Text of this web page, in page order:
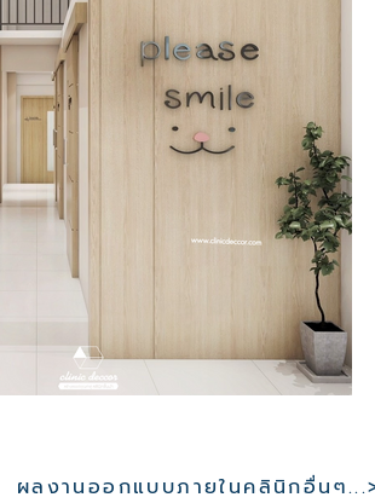
ผลงานออกแบบภายในคลินิกอื่นๆ